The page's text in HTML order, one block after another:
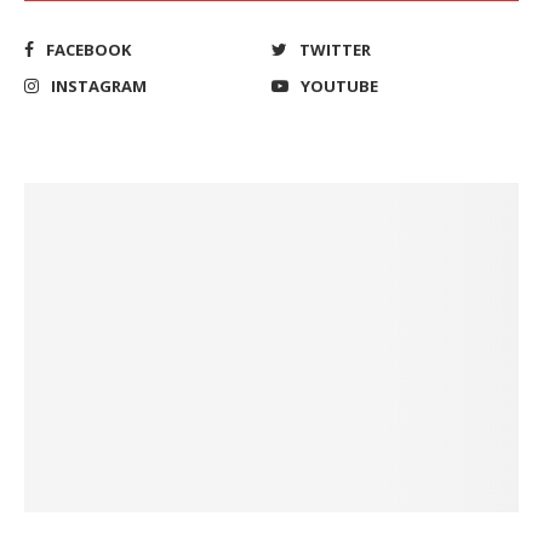
FACEBOOK
TWITTER
INSTAGRAM
YOUTUBE